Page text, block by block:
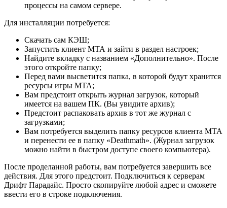
процессы на самом сервере.
Для инсталляции потребуется:
Скачать сам КЭШ;
Запустить клиент МТА и зайти в раздел настроек;
Найдите вкладку с названием «Дополнительно». После
этого откройте папку;
Перед вами высветится папка, в которой будут хранится
ресурсы игры МТА;
Вам предстоит открыть журнал загрузок, который
имеется на вашем ПК. (Вы увидите архив);
Предстоит распаковать архив в тот же журнал с
загрузками;
Вам потребуется выделить папку ресурсов клиента МТА
и перенести ее в папку «Deathmath». (Журнал загрузок
можно найти в быстром доступе своего компьютера).
После проделанной работы, вам потребуется завершить все
действия. Для этого предстоит. Подключиться к серверам
Дрифт Парадайс. Просто скопируйте любой адрес и сможете
ввести его в строке подключения.